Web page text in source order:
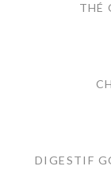
THÉ
DIGESTIF